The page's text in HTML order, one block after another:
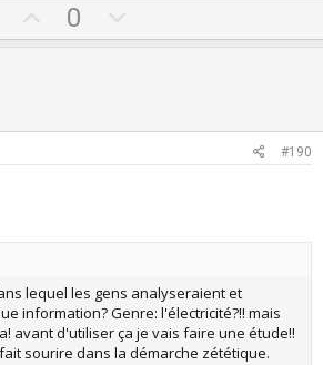
p
t
0
o
v
#190
lequel les gens analyseraient et
information? Genre: l'électricité?!! mais
avant d'utiliser ça je vais faire une étude!!
sourire dans la démarche zététique.